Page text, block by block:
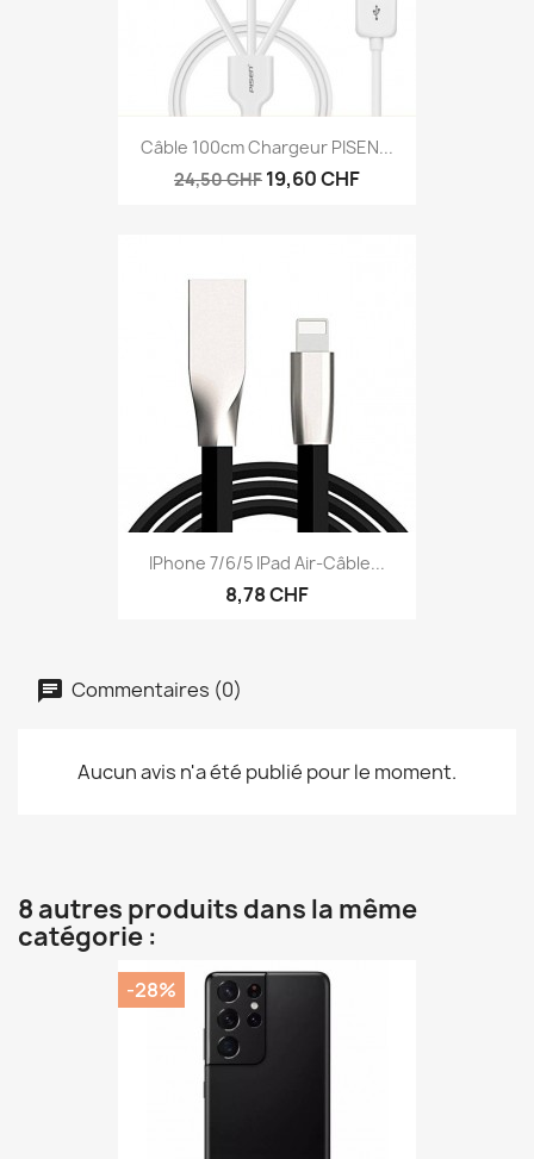
Câble 100cm Chargeur PISEN...
24,50 CHF 19,60 CHF
IPhone 7/6/5 IPad Air-Câble...
8,78 CHF
Commentaires (0)
Aucun avis n'a été publié pour le moment.
8 autres produits dans la même
catégorie :
-28%